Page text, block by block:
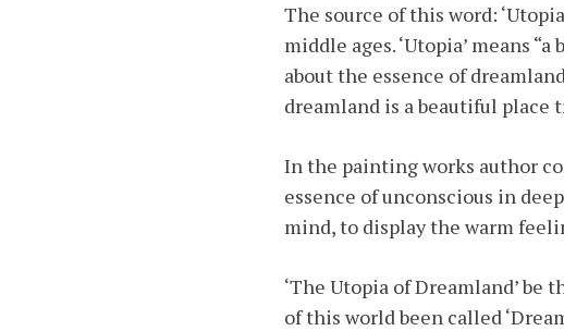
The source of this word:
middle ages. ‘Utopia’ means
about the essence of
dreamland is a beautiful place
In the painting works author
essence of unconscious in
mind, to display the warm
‘The Utopia of Dreamland’ be
of this world been called